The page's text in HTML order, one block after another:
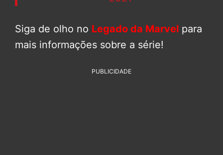
Siga de olho no Legado da Marvel para
mais informações sobre a série!
PUBLICIDADE